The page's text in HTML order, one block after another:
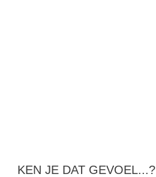
KEN JE DAT GEVOEL...?